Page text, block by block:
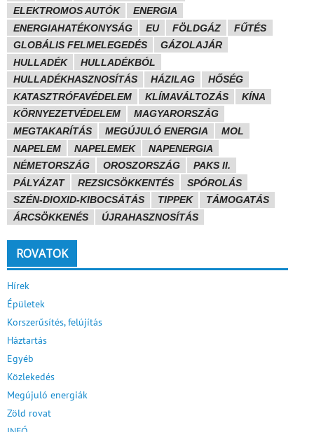
ELEKTROMOS AUTÓK
ENERGIA
ENERGIAHATÉKONYSÁG
EU FÖLDGÁZ
FŰTÉS
GLOBÁLIS FELMELEGEDÉS
GÁZOLAJÁR
HULLADÉK
HULLADÉKBÓL
HULLADÉKHASZNOSÍTÁS
HÁZILAG
HŐSÉG
KATASZTRÓFAVÉDELEM
KLÍMAVÁLTOZÁS
KÍNA
KÖRNYEZETVÉDELEM
MAGYARORSZÁG
MEGTAKARÍTÁS
MEGÚJULÓ ENERGIA
MOL
NAPELEM
NAPELEMEK
NAPENERGIA
NÉMETORSZÁG
OROSZORSZÁG
PAKS II.
PÁLYÁZAT
REZSICSÖKKENTÉS
SPÓROLÁS
SZÉN-DIOXID-KIBOCSÁTÁS
TIPPEK
TÁMOGATÁS
ÁRCSÖKKENÉS
ÚJRAHASZNOSÍTÁS
ROVATOK
Hírek
Épületek
Korszerűsítés, felújítás
Háztartás
Egyéb
Közlekedés
Megújuló energiák
Zöld rovat